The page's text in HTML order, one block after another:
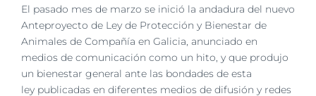
El pasado mes de marzo se inició la andadura del nuevo
Anteproyecto de Ley de Protección y Bienestar de
Animales de Compañía en Galicia, anunciado en
medios de comunicación como un hito, y que produjo
un bienestar general ante las bondades de esta
ley publicadas en diferentes medios de difusión y redes